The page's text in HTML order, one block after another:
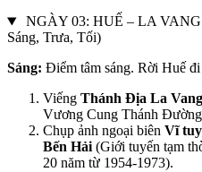
NGÀY 03: HUẾ – LA
Sáng, Trưa, Tối)
Sáng: Điểm tâm sáng. Rời Huế
Viếng Thánh Địa La Vang
Vương Cung Thánh
Chụp ảnh ngoại biên Vĩ
Bến Hải (Giới tuyến tạm
20 năm từ 1954-1973).